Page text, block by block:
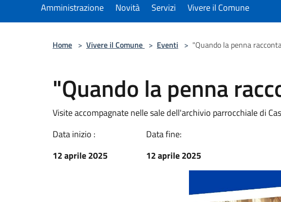
Amministrazione Novità Servizi Vivere il Comune
Home > Vivere il Comune > Eventi > "Quando la penna
"Quando la penna
Visite accompagnate nelle sale dell'archivio parrocchiale di
Data inizio :
12 aprile 2025
Data fine:
12 aprile 2025